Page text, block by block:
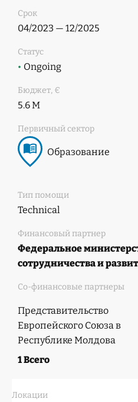
Срок
04/2023 — 12/2025
Статус
• Ongoing
Бюджет, €
5.6 M
Первичный сектор
Образование
Тип помощи
Technical
Финансовый партнер
Федеральное
сотрудничества и
Со-финансовые партнеры
Представительство
Европейского Союза в
Республике Молдова
1 Всего
Локации